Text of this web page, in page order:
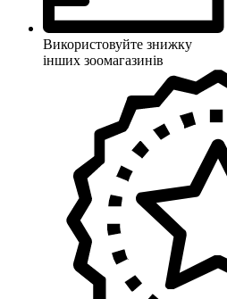
Використовуйте знижку
інших зоомагазинів